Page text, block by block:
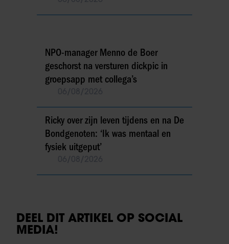
NPO-manager Menno de Boer
geschorst na versturen dickpic in
groepsapp met collega’s
Ricky over zijn leven tijdens en na De
Bondgenoten: ‘Ik was mentaal en
fysiek uitgeput’
DEEL DIT ARTIKEL OP SOCIAL
MEDIA!